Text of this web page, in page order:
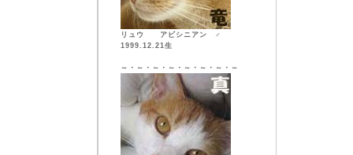
リュウ アビシニアン ♂
1999.12.21生
～・～・～・～・～・～・～・～